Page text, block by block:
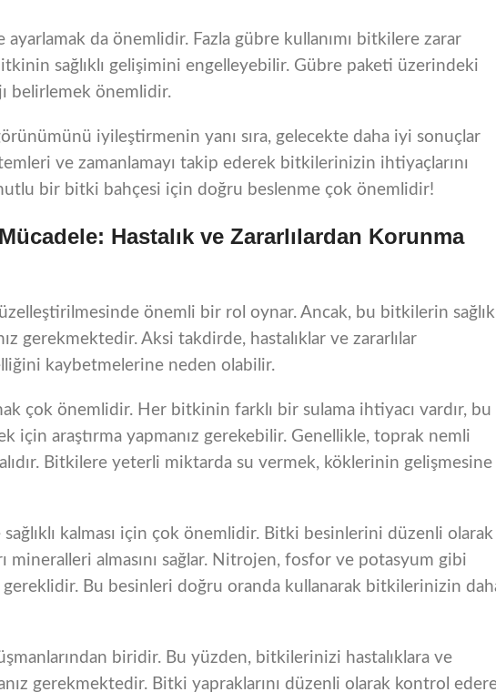
da önemlidir. Fazla gübre kullanımı bitkilere zarar
sağlıklı gelişimini engelleyebilir. Gübre paketi üzerindeki
belirlemek önemlidir.
iyileştirmenin yanı sıra, gelecekte daha iyi sonuçlar
ve zamanlamayı takip ederek bitkilerinizin ihtiyaçlarını
bir bitki bahçesi için doğru beslenme çok önemlidir!
Hastalık ve Zararlılardan Korunma
önemli bir rol oynar. Ancak, bu bitkilerin
gerekmektedir. Aksi takdirde, hastalıklar ve zararlılar
kaybetmelerine neden olabilir.
çok önemlidir. Her bitkinin farklı bir sulama ihtiyacı vardır, bu
için araştırma yapmanız gerekebilir. Genellikle, toprak nemli
Bitkilere yeterli miktarda su vermek, köklerinin gelişmesine
kalması için çok önemlidir. Bitki besinlerini düzenli olarak
almasını sağlar. Nitrojen, fosfor ve potasyum gibi
Bu besinleri doğru oranda kullanarak bitkilerinizin
biridir. Bu yüzden, bitkilerinizi hastalıklara ve
gerekmektedir. Bitki yapraklarını düzenli olarak kontrol